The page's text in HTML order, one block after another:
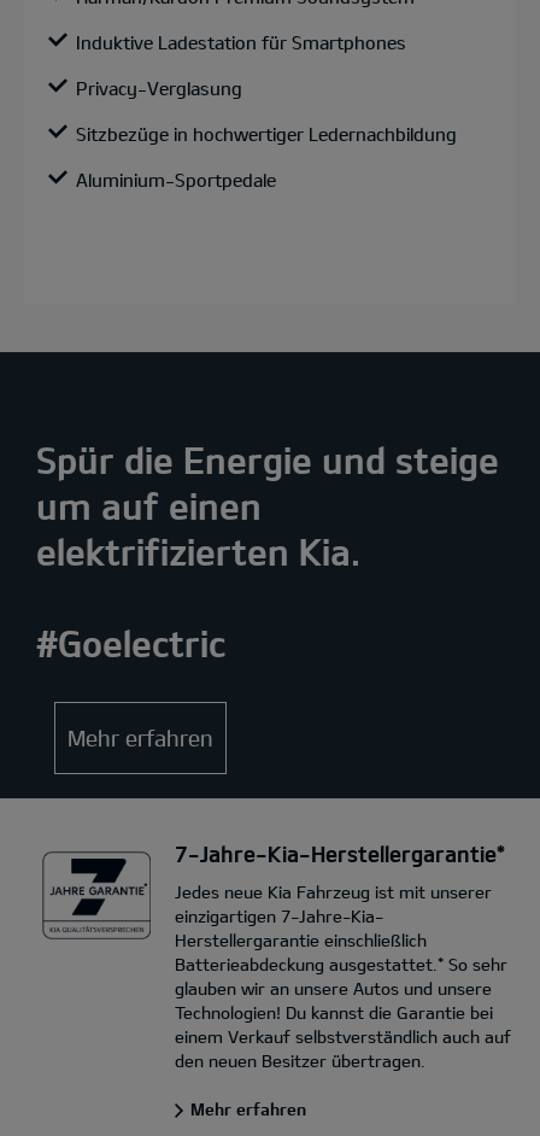
Induktive Ladestation für Smartphones
Privacy-Verglasung
Sitzbezüge in hochwertiger Ledernachbildung
Aluminium-Sportpedale
Spür die Energie und steige
um auf einen
elektrifizierten Kia.
#Goelectric
Mehr erfahren
7-Jahre-Kia-Herstellergarantie*
Jedes neue Kia Fahrzeug ist mit unserer
einzigartigen 7-Jahre-Kia-
Herstellergarantie einschließlich
Batterieabdeckung ausgestattet.* So sehr
glauben wir an unsere Autos und unsere
Technologien! Du kannst die Garantie bei
einem Verkauf selbstverständlich auch auf
den neuen Besitzer übertragen.
Mehr erfahren